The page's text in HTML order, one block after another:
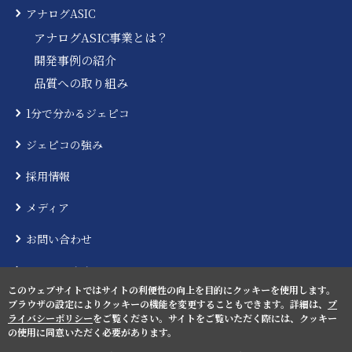
アナログASIC
アナログASIC事業とは？
開発事例の紹介
品質への取り組み
1分で分かるジェピコ
ジェピコの強み
採用情報
メディア
お問い合わせ
ニュースリリース
このウェブサイトではサイトの利便性の向上を目的にクッキーを使用します。
ブラウザの設定によりクッキーの機能を変更することもできます。詳細は、 プ
ライバシーポリシーをご覧ください。サイトをご覧いただく際には、クッキー
の使用に同意いただく必要があります。